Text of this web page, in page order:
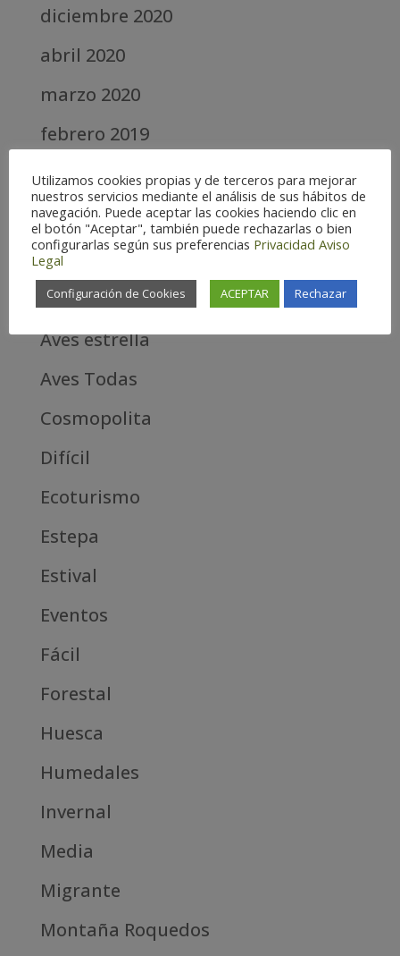
diciembre 2020
abril 2020
marzo 2020
febrero 2019
septiembre 2018
Categories
Alta
Alta Montaña
Aves estrella
Aves Todas
Cosmopolita
Difícil
Ecoturismo
Estepa
Estival
Eventos
Fácil
Forestal
Huesca
Humedales
Invernal
Media
Migrante
Montaña Roquedos
Utilizamos cookies propias y de terceros para mejorar
nuestros servicios mediante el análisis de sus hábitos de
navegación. Puede aceptar las cookies haciendo clic en
el botón "Aceptar", también puede rechazarlas o bien
configurarlas según sus preferencias Privacidad Aviso
Legal
Configuración de Cookies ACEPTAR Rechazar